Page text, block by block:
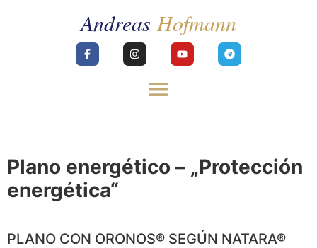
Plano energético – „Protección
energética“
PLANO CON ORONOS® SEGÚN NATARA®